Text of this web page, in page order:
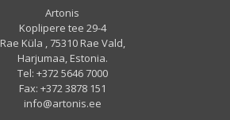
Artonis
Koplipere tee 29-4
Rae Küla , 75310 Rae Vald,
Harjumaa, Estonia.
Tel: +372 5646 7000
Fax: +372 3878 151
info@artonis.ee